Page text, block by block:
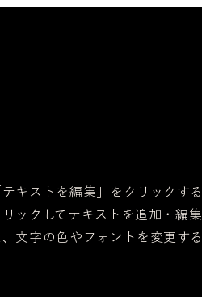
キストを編集」をクリックする
ックしてテキストを追加・編集
文字の色やフォントを変更する